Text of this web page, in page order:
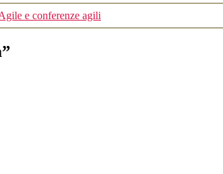
e conferenze agili